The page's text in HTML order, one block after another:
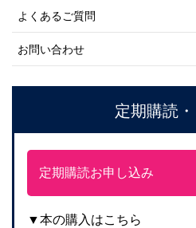
よくあるご質問
お問い合わせ
定期購読
定期購読お申し込み
▼本の購入はこちら